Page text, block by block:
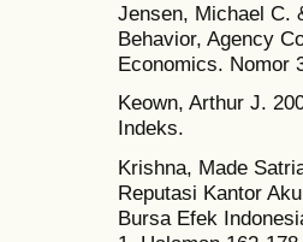
Jensen, Michael C.
Behavior, Agency
Economics. Nomor
Keown, Arthur J.
Indeks.
Krishna, Made
Reputasi Kantor
Bursa Efek